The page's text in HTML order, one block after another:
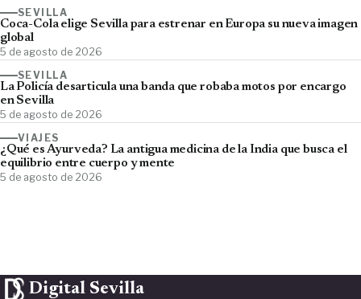
SEVILLA
Coca-Cola elige Sevilla para estrenar en Europa su nueva imagen
global
5 de agosto de 2026
SEVILLA
La Policía desarticula una banda que robaba motos por encargo
en Sevilla
5 de agosto de 2026
VIAJES
¿Qué es Ayurveda? La antigua medicina de la India que busca el
equilibrio entre cuerpo y mente
5 de agosto de 2026
Digital Sevilla